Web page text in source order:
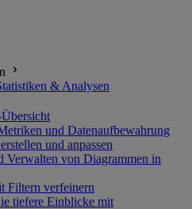
& Analysen
und Datenaufbewahrung
und anpassen
Verwalten von Diagrammen in
Filtern verfeinern
tiefere Einblicke mit